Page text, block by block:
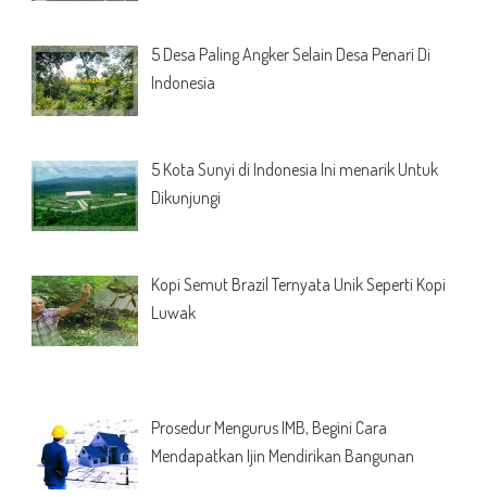
5 Desa Paling Angker Selain Desa Penari Di
Indonesia
5 Kota Sunyi di Indonesia Ini menarik Untuk
Dikunjungi
Kopi Semut Brazil Ternyata Unik Seperti Kopi
Luwak
Prosedur Mengurus IMB, Begini Cara
Mendapatkan Ijin Mendirikan Bangunan